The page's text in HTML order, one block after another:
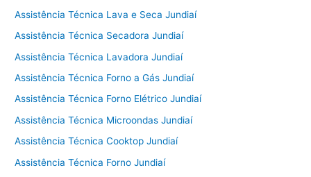
Assistência Técnica Lava e Seca Jundiaí
Assistência Técnica Secadora Jundiaí
Assistência Técnica Lavadora Jundiaí
Assistência Técnica Forno a Gás Jundiaí
Assistência Técnica Forno Elétrico Jundiaí
Assistência Técnica Microondas Jundiaí
Assistência Técnica Cooktop Jundiaí
Assistência Técnica Forno Jundiaí